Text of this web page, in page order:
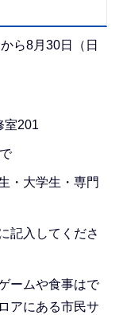
ら8月30日（日
室201
・大学生・専門
記入してくださ
ームや食事はで
アにある市民サ